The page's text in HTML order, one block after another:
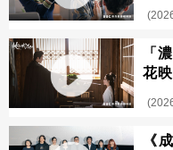
「
花
《